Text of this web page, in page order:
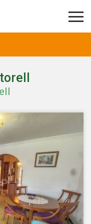
Siempre activas
para recopilar